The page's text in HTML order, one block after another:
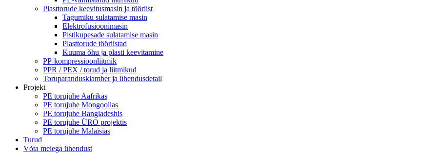
Plasttorude keevitusmasin ja tööriist
Tagumiku sulatamise masin
Elektrofusioonimasin
Pistikupesade sulatamise masin
Plasttorude tööriistad
Kuuma õhu ja plasti keevitamine
PP-kompressioonliitmik
PPR / PEX / torud ja liitmikud
Toruparandusklamber ja ühendusdetail
Projekt
PE torujuhe Aafrikas
PE torujuhe Mongoolias
PE torujuhe Bangladeshis
PE torujuhe ÜRO projektis
PE torujuhe Malaisias
Turud
Võta meiega ühendust